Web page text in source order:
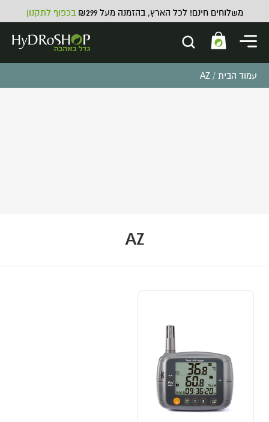
משלוחים חינם! לכל הארץ, בהזמנה מעל ₪299 בכפוף לתקנון
עמוד הבית / AZ
AZ